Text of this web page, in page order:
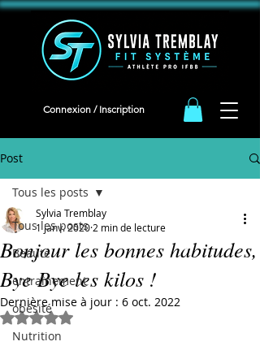
Connexion / Inscription
Post
Tous les posts
Beauté
entraînement
obésité
Nutrition
Tous les posts
Bonjour les bonnes habitudes,
Bye Bye les kilos !
Sylvia Tremblay
1 janv. 2020 2 min de lecture
Dernière mise à jour : 6 oct. 2022
Noté NaN étoiles sur 5.